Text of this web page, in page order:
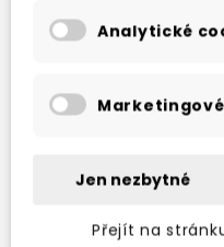
TAKÉ Analytické
Jen nezbytné
Přejít na